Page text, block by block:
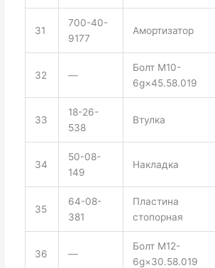
31
700-40-
9177
Амортизатор
32 —
Болт М10-
6g×45.58.019
33
18-26-
538
Втулка
34
50-08-
149
Накладка
35
64-08-
381
Пластина
стопорная
36 —
Болт М12-
6g×30.58.019